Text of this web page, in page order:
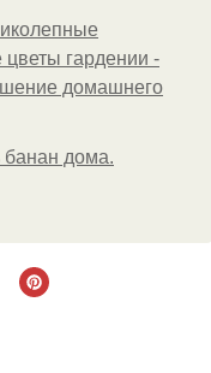
гардении -
домашнего
банан дома.